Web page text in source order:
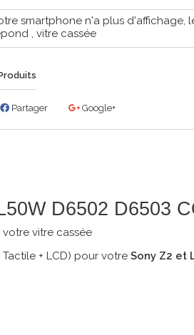
smartphone n'a plus d'affichage,
, vitre cassée
Partager Google+
D6502 D6503
vitre cassée
+ LCD) pour votre Sony Z2 et